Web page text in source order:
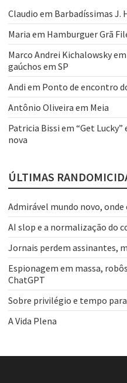
Claudio em Barbadíssimas J.
Maria em Hamburguer Grã
Marco Andrei Kichalowskyem
gaúchos em SP
Andi em Ponto de encontro
Antônio Oliveira em Meia
Patricia Bissi em “Get
nova
ÚLTIMAS
Admirável mundo novo,
AI slop e a normalização do
Jornais perdem assinantes,
Espionagem em massa,
ChatGPT
Sobre privilégio e tempo
A Vida Plena